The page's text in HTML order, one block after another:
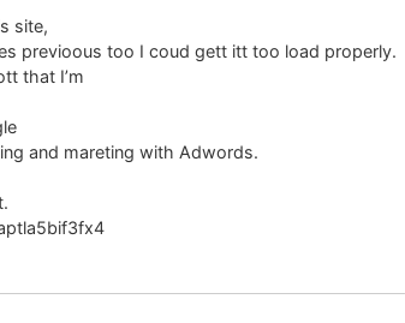
site,
previoous too I coud gett itt too load properly.
that I’m
and mareting with Adwords.